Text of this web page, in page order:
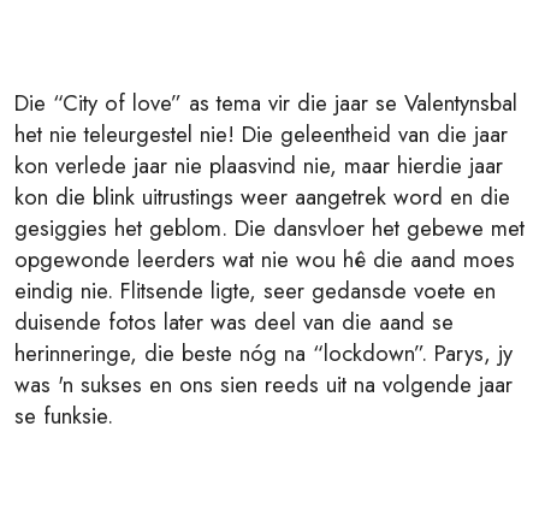
Die “City of love” as tema vir die jaar se Valentynsbal
het nie teleurgestel nie! Die geleentheid van die jaar
kon verlede jaar nie plaasvind nie, maar hierdie jaar
kon die blink uitrustings weer aangetrek word en die
gesiggies het geblom. Die dansvloer het gebewe met
opgewonde leerders wat nie wou hê die aand moes
eindig nie. Flitsende ligte, seer gedansde voete en
duisende fotos later was deel van die aand se
herinneringe, die beste nóg na “lockdown”. Parys, jy
was 'n sukses en ons sien reeds uit na volgende jaar
se funksie.